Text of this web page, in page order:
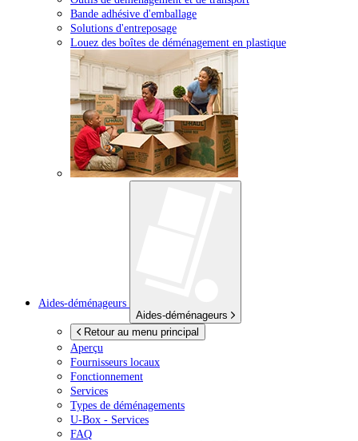
Bande adhésive d'emballage
Solutions d'entreposage
Louez des boîtes de déménagement en plastique
Aides-déménageurs
Aides-déménageurs
Retour au menu principal
Aperçu
Fournisseurs locaux
Fonctionnement
Services
Types de déménagements
U-Box - Services
FAQ